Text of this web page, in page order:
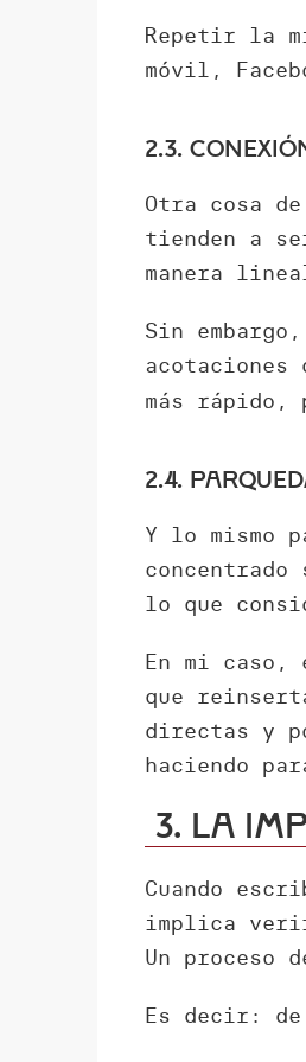
Repetir la
móvil,
2.3.
Otra cosa
tienden a
manera
Sin
acotaciones
más rápido,
2.4.
Y lo mismo
lo que
En mi caso,
que
directas y
haciendo
3. La
Cuando
implica
Un proceso
Es decir: